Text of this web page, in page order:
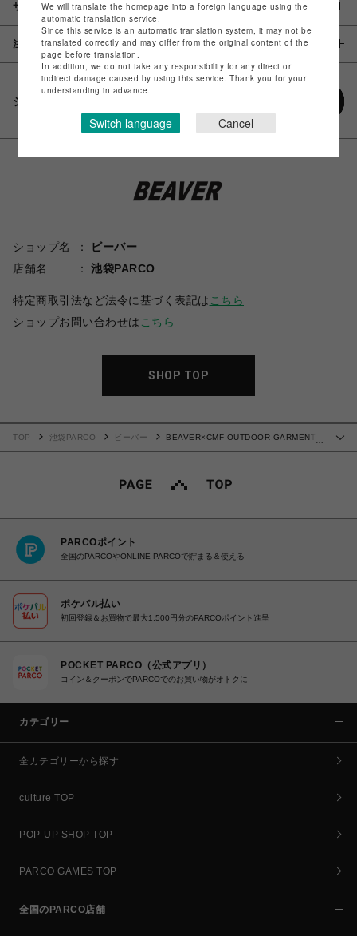
サイズ
注意事項
シェアする
ショップ名
ビーバー
店舗名
池袋PARCO
特定商取引法など法令に基づく表記は こちら
ショップお問い合わせは こちら
SHOP TOP
TOP 池袋PARCO ビーバー
BEAVER×CMF OUTDOOR GARMENT/
PARCOポイント
全国のPARCOやONLINE PARCOで貯まる＆使える
ポケパル払い
初回登録＆お買物で最大1,500円分のPARCOポイント進呈
POCKET PARCO（公式アプリ）
コイン＆クーポンでPARCOでのお買い物がオトクに
カテゴリー
全カテゴリーから探す
culture TOP
POP-UP SHOP TOP
PARCO GAMES TOP
全国のPARCO店舗
We will translate the homepage into a foreign language using the
automatic translation service.
Since this service is an automatic translation system, it may not be
translated correctly and may differ from the original content of the
page before translation.
In addition, we do not take any responsibility for any direct or
indirect damage caused by using this service. Thank you for your
understanding in advance.
Switch language Cancel